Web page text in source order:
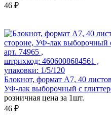
46 ₽
арт. 74965 ,
штрихкод: 4606008684561 ,
упаковки: 1/5/120
Блокнот, формат А7, 40
УФ-лак выборочный с
розничная цена за 1шт.
46 ₽